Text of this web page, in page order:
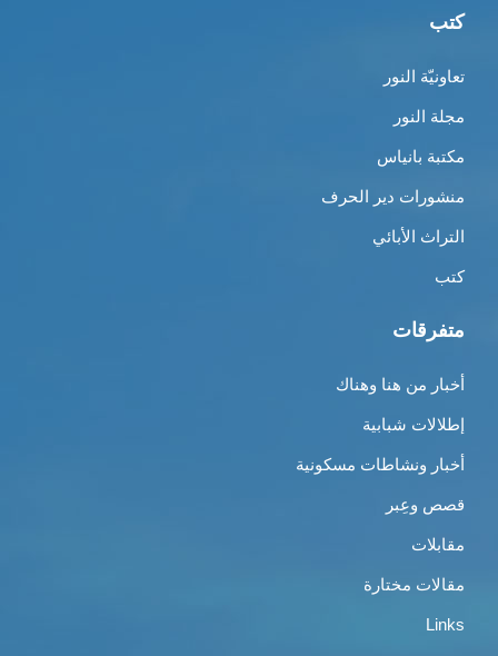
كتب
تعاونيّة النور
مجلة النور
مكتبة بانياس
منشورات دير الحرف
التراث الأبائي
كتب
متفرقات
أخبار من هنا وهناك
إطلالات شبابية
أخبار ونشاطات مسكونية
قصص وعِبر
مقابلات
مقالات مختارة
Links